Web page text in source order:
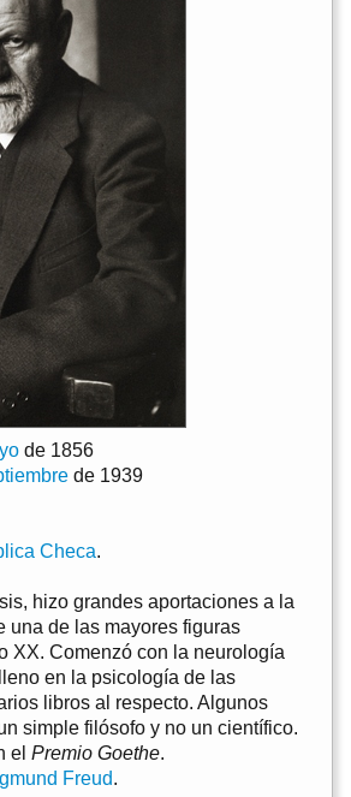
de 1856
de 1939
Checa.
hizo grandes aportaciones a la
una de las mayores figuras
XX. Comenzó con la neurología
en la psicología de las
libros al respecto. Algunos
simple filósofo y no un científico.
el Premio Goethe.
Freud.